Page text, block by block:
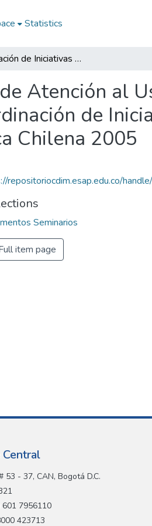
Statistics
Coordinación de Iniciativas de Atención al Usuario en la Administración Pública Chilena 2005: Coordinación de Iniciativas de Atención al Usuario en la Administración Pública Chilena 2005
Atención al
de
Chilena 2005
repositoriocdim.esap.edu.co/
Seminarios
item page
53 - 37, CAN, Bogotá D.C.
601 7956110
423713